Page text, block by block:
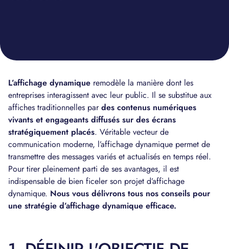
L’affichage dynamique remodèle la manière dont les
entreprises interagissent avec leur public. Il se substitue aux
affiches traditionnelles pardes contenus numériques
vivants et engageants diffusés sur des écrans
stratégiquement placés. Véritable vecteur de
communication moderne, l’affichage dynamique permet de
transmettre des messages variés et actualisés en temps réel.
Pour tirer pleinement parti de ses avantages, il est
indispensable de bien ficeler son projet d’affichage
dynamique. Nous vous délivrons tous nos conseils pour
une stratégie d’affichage dynamique efficace.